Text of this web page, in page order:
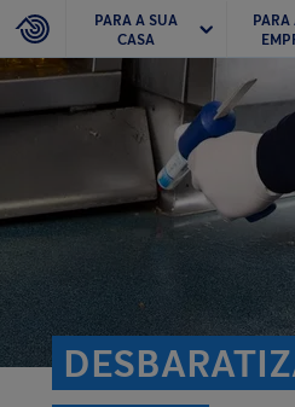
PARA A SUA
CASA
PARA